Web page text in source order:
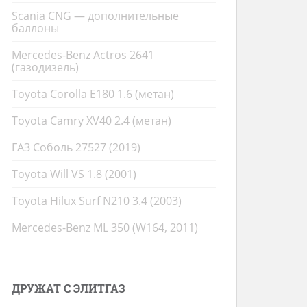
Scania CNG — дополнительные
баллоны
Mercedes-Benz Actros 2641
(газодизель)
Toyota Corolla E180 1.6 (метан)
Toyota Camry XV40 2.4 (метан)
ГАЗ Соболь 27527 (2019)
Toyota Will VS 1.8 (2001)
Toyota Hilux Surf N210 3.4 (2003)
Mercedes-Benz ML 350 (W164, 2011)
ДРУЖАТ С ЭЛИТГАЗ